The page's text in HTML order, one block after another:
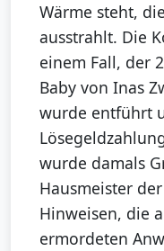
Wärme steht,
ausstrahlt. Die
einem Fall, der
Baby von Inas
wurde entführt
wurde damals
Hausmeister
Hinweisen, die
ermordeten